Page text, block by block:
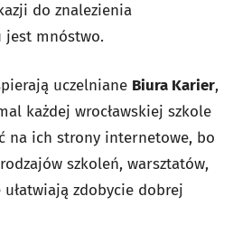
do znalezienia
jest mnóstwo.
uczelniane Biura Karier,
każdej wrocławskiej szkole
na ich strony internetowe, bo
szkoleń, warsztatów,
zdobycie dobrej